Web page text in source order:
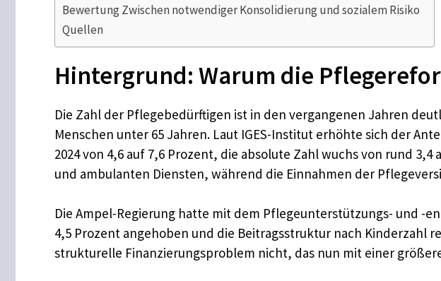
Bewertung Zwischen notwendiger Konsolidierung und sozialem Risiko
Quellen
Hintergrund: Warum die
Die Zahl der Pflegebedürftigen ist in den vergangenen Jahren
Menschen unter 65 Jahren. Laut IGES-Institut erhöhte sich der
2024 von 4,6 auf 7,6 Prozent, die absolute Zahl wuchs von rund
und ambulanten Diensten, während die Einnahmen der
Die Ampel-Regierung hatte mit dem Pflegeunterstützungs- und -
4,5 Prozent angehoben und die Beitragsstruktur nach Kinderzahl
strukturelle Finanzierungsproblem nicht, das nun mit einer